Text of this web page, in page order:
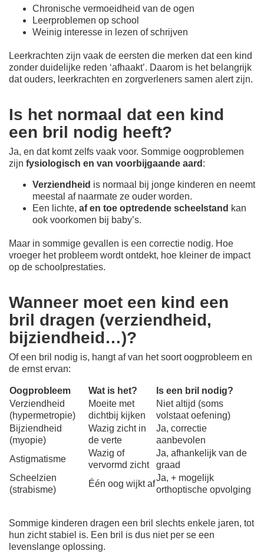
Chronische vermoeidheid van de ogen
Leerproblemen op school
Weinig interesse in lezen of schrijven
Leerkrachten zijn vaak de eersten die merken dat een kind
zonder duidelijke reden ‘afhaakt’. Daarom is het belangrijk
dat ouders, leerkrachten en zorgverleners samen alert zijn.
Is het normaal dat een kind
een bril nodig heeft?
Ja, en dat komt zelfs vaak voor. Sommige oogproblemen
zijn fysiologisch en van voorbijgaande aard :
Verziendheid is normaal bij jonge kinderen en neemt
meestal af naarmate ze ouder worden.
Een lichte, af en toe optredende scheelstand kan
ook voorkomen bij baby’s.
Maar in sommige gevallen is een correctie nodig. Hoe
vroeger het probleem wordt ontdekt, hoe kleiner de impact
op de schoolprestaties.
Wanneer moet een kind een
bril dragen (verziendheid,
bijziendheid…)?
Of een bril nodig is, hangt af van het soort oogprobleem en
de ernst ervan:
Oogprobleem Wat is het?
Is een bril nodig?
Verziendheid
(hypermetropie)
Moeite met
dichtbij kijken
Niet altijd (soms
volstaat oefening)
Bijziendheid
(myopie)
Wazig zicht in
de verte
Ja, correctie
aanbevolen
Astigmatisme
Wazig of
vervormd zicht
Ja, afhankelijk van de
graad
Scheelzien
(strabisme)
Één oog wijkt af
Ja, + mogelijk
orthoptische opvolging
Sommige kinderen dragen een bril slechts enkele jaren, tot
hun zicht stabiel is. Een bril is dus niet per se een
levenslange oplossing.